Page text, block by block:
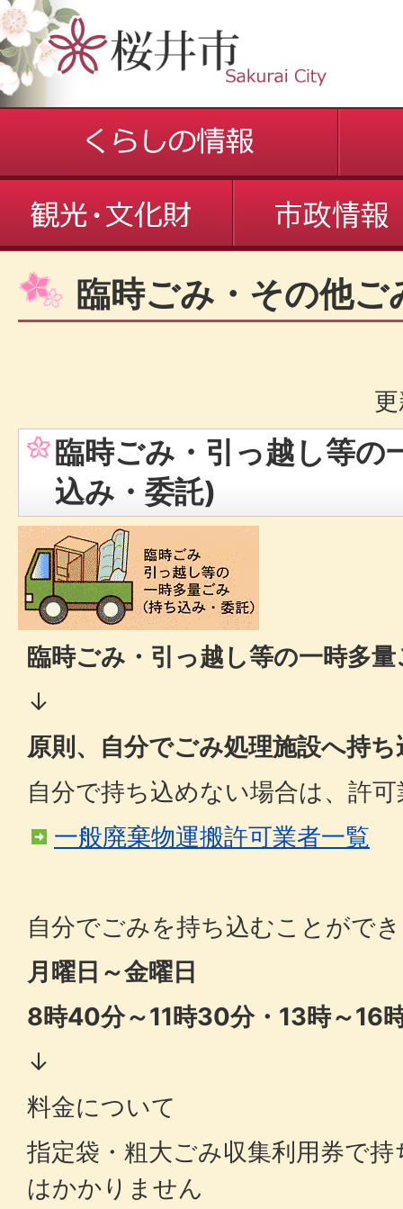
臨時ごみ・その他ご
臨時ごみ・引っ越し等の
込み・委託)
臨時ごみ・引っ越し等の一時多
↓
原則、自分でごみ処理施設へ持ち
自分で持ち込めない場合は、許
一般廃棄物運搬許可業者一覧
自分でごみを持ち込むことがで
月曜日～金曜日
8時40分～11時30分・13時～16
↓
料金について
指定袋・粗大ごみ収集利用券で
はかかりません